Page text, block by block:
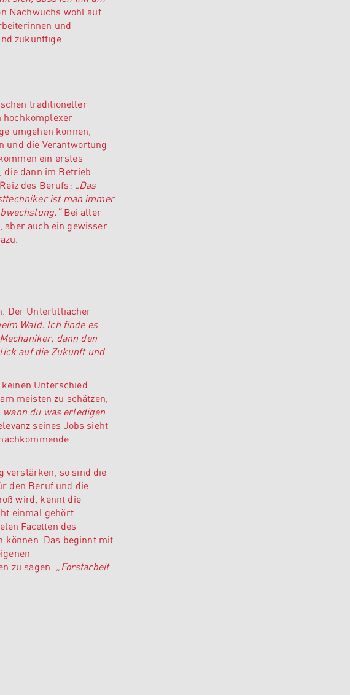
Nachwuchs wohl auf
und
zukünftige
traditioneller
hochkomplexer
umgehen können,
und die Verantwortung
ein erstes
die dann im Betrieb
des Berufs: „Das
ist man immer
Bei aller
auch ein gewisser
Der Untertilliacher
Wald. Ich finde es
dann den
auf die Zukunft und
Unterschied
meisten zu schätzen,
du was erledigen
seines Jobs sieht
verstärken, so sind die
den Beruf und die
wird, kennt die
einmal gehört.
Facetten des
können. Das beginnt mit
zu sagen: „Forstarbeit